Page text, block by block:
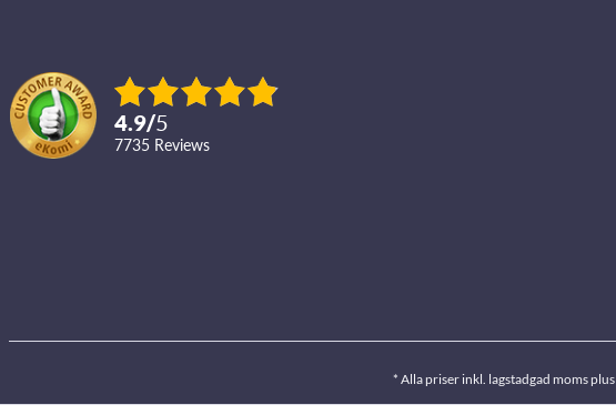
4.9/5
7735 reviews
* Alla priser inkl. lagstadgad moms plus